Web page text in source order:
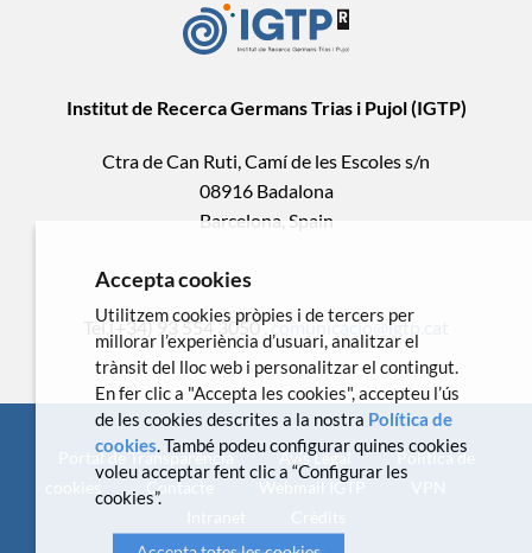
Institut de Recerca Germans Trias i Pujol (IGTP)
Ctra de Can Ruti, Camí de les Escoles s/n
08916 Badalona
Barcelona, Spain
Tel.(+34) 93 554 3050 .comunicacio@igtp.cat
Portal de Transparència Avís Legal
Política de
Contacte Webmail IGTP
Accepta cookies
Utilitzem cookies pròpies i de tercers per
millorar l’experiència d’usuari, analitzar el
trànsit del lloc web i personalitzar el contingut.
En fer clic a "Accepta les cookies", accepteu l’ús
de les cookies descrites a la nostra Política de
cookies. També podeu configurar quines cookies
voleu acceptar fent clic a “Configurar les
cookies”.